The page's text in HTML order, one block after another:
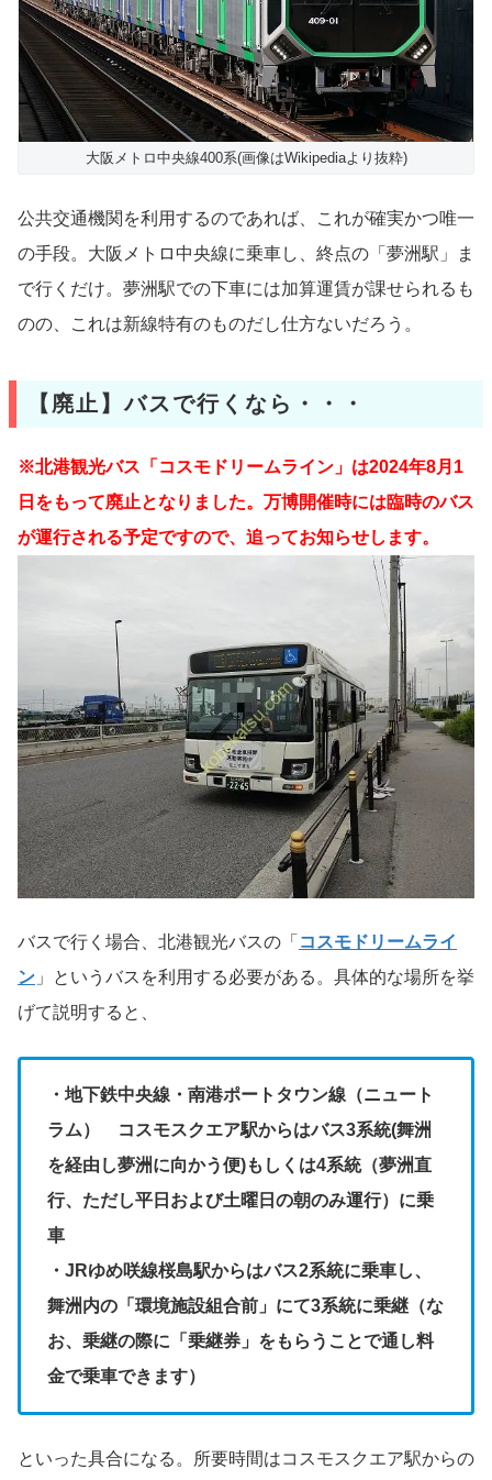
大阪メトロ中央線400系(画像はWikipediaより抜粋)
公共交通機関を利用するのであれば、これが確実かつ唯一
の手段。大阪メトロ中央線に乗車し、終点の「夢洲駅」ま
で行くだけ。夢洲駅での下車には加算運賃が課せられるも
のの、これは新線特有のものだし仕方ないだろう。
【廃止】バスで行くなら・・・
※北港観光バス「コスモドリームライン」は2024年8月1
日をもって廃止となりました。万博開催時には臨時のバス
が運行される予定ですので、追ってお知らせします。
バスで行く場合、北港観光バスの「 コスモドリームライ
ン 」というバスを利用する必要がある。具体的な場所を挙
げて説明すると、
・地下鉄中央線・南港ポートタウン線（ニュート
ラム） コスモスクエア駅からはバス3系統(舞洲
を経由し夢洲に向かう便)もしくは4系統（夢洲直
行、ただし平日および土曜日の朝のみ運行）に乗
車
・JRゆめ咲線桜島駅からはバス2系統に乗車し、
舞洲内の「環境施設組合前」にて3系統に乗継（な
お、乗継の際に「乗継券」をもらうことで通し料
金で乗車できます）
といった具合になる。所要時間はコスモスクエア駅からの